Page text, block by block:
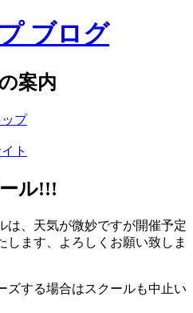
ブログ
案内
プ
ト
ル!!!
は、天気が微妙ですが開催予定
します、よろしくお願い致しま
する場合はスクールも中止い